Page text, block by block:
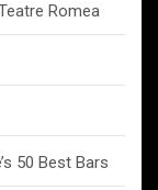
Romea
50 Best Bars